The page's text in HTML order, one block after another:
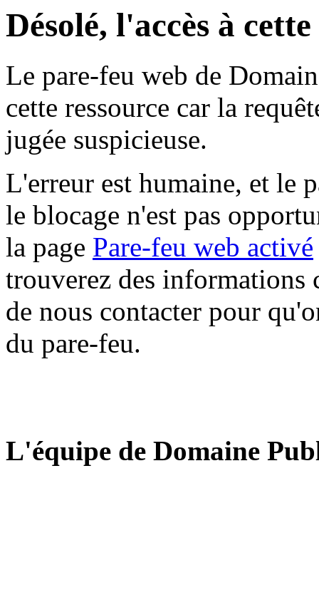
Désolé, l'accès à
Le pare-feu web de
cette ressource car la
jugée suspicieuse.
L'erreur est humaine, et le
le blocage n'est pas
la page Pare-feu web activé
trouverez des informations
de nous contacter pour
du pare-feu.
L'équipe de Domaine